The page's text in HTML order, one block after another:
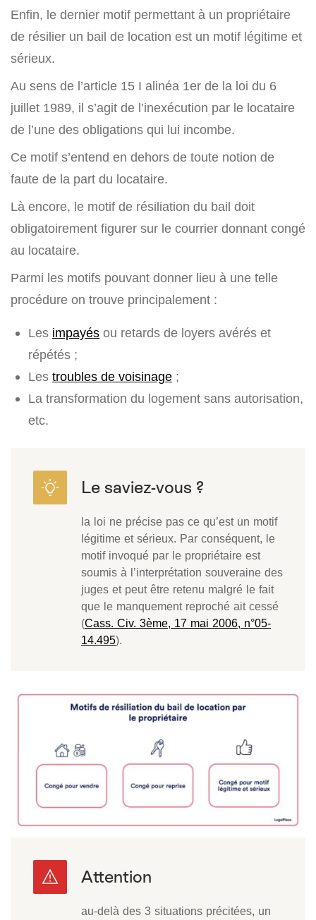
Enfin, le dernier motif permettant à un propriétaire
de résilier un bail de location est un motif légitime et
sérieux.
Au sens de l’article 15 I alinéa 1er de la loi du 6
juillet 1989, il s’agit de l’inexécution par le locataire
de l’une des obligations qui lui incombe.
Ce motif s’entend en dehors de toute notion de
faute de la part du locataire.
Là encore, le motif de résiliation du bail doit
obligatoirement figurer sur le courrier donnant congé
au locataire.
Parmi les motifs pouvant donner lieu à une telle
procédure on trouve principalement :
Les impayés ou retards de loyers avérés et
répétés ;
Les troubles de voisinage ;
La transformation du logement sans autorisation,
etc.
la loi ne précise pas ce qu’est un motif
légitime et sérieux. Par conséquent, le
motif invoqué par le propriétaire est
soumis à l’interprétation souveraine des
juges et peut être retenu malgré le fait
que le manquement reproché ait cessé
(Cass. Civ. 3ème, 17 mai 2006, n°05-
14.495).
au-delà des 3 situations précitées, un